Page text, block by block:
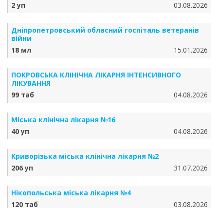
2 уп
03.08.2026
Дніпропетровський обласний госпіталь ветеранів
війни
18 мл
15.01.2026
ПОКРОВСЬКА КЛІНІЧНА ЛІКАРНЯ ІНТЕНСИВНОГО
ЛІКУВАННЯ
99 таб
04.08.2026
Міська клінічна лікарня №16
40 уп
04.08.2026
Криворізька міська клінічна лікарня №2
206 уп
31.07.2026
Нікопольська міська лікарня №4
120 таб
03.08.2026